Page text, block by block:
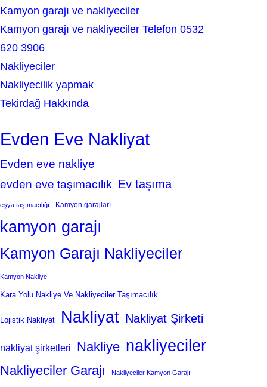
Kamyon garajı ve nakliyeciler
Kamyon garajı ve nakliyeciler Telefon 0532
620 3906
Nakliyeciler
Nakliyecilik yapmak
Tekirdağ Hakkında
Evden Eve Nakliyat
Evden eve nakliye
evden eve taşımacılık Ev taşıma
eşya taşımacılığı Kamyon garajları
kamyon garajı
Kamyon Garajı Nakliyeciler
Kamyon Nakliye
Kara Yolu Nakliye Ve Nakliyeciler Taşımacılık
Lojistik Nakliyat Nakliyat Nakliyat Şirketi
nakliyat şirketleri Nakliye nakliyeciler
Nakliyeciler Garajı Nakliyeciler Kamyon Garajı